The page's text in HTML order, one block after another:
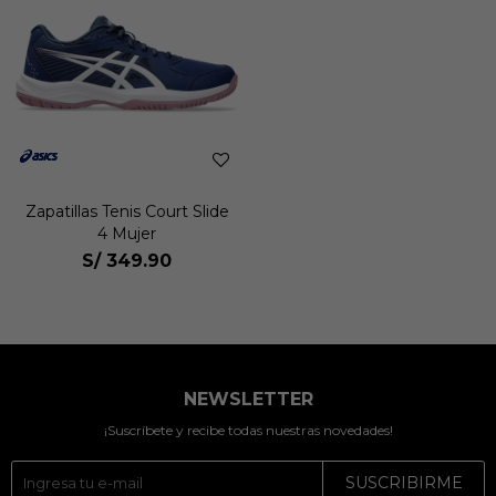
Zapatillas Tenis Court Slide
4 Mujer
S/ 349.90
NEWSLETTER
¡Suscríbete y recibe todas nuestras novedades!
SUSCRIBIRME